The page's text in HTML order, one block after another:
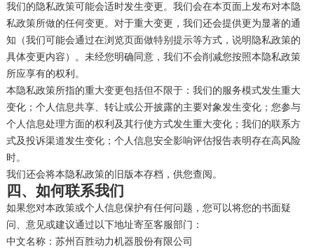
我们的隐私政策可能会适时发生变更。我们会在本页面上发布对本隐
私政策所做的任何变更。对于重大变更，我们还会提供更为显著的通
知（我们可能会通过在浏览页面做特别提示等方式，说明隐私政策的
具体变更内容）。未经您明确同意，我们不会削减您按照本隐私政策
所应享有的权利。
本隐私政策所指的重大变更包括但不限于：我们的服务模式发生重大
变化；个人信息共享、转让或公开披露的主要对象发生变化；您参与
个人信息处理方面的权利及其行使方式发生重大变化；我们的联系方
式及投诉渠道发生变化；个人信息安全影响评估报告表明存在高风险
时。
我们还会将本隐私政策的旧版本存档，供您查阅。
四、如何联系我们
如果您对本政策或个人信息保护有任何问题，您可以将您的书面疑
问、意见或建议通过以下地址寄至客服部门：
中文名称：苏州百胜动力机器股份有限公司